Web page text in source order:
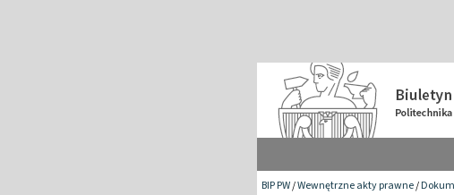
BIP PW/Wewnętrzne akty prawne/